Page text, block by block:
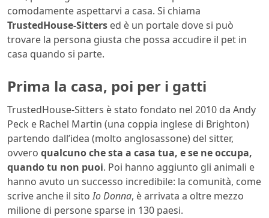
comodamente aspettarvi a casa. Si chiama
TrustedHouse-Sitters ed è un portale dove si può
trovare la persona giusta che possa accudire il pet in
casa quando si parte.
Prima la casa, poi per i gatti
TrustedHouse-Sitters è stato fondato nel 2010 da Andy
Peck e Rachel Martin (una coppia inglese di Brighton)
partendo dall’idea (molto anglosassone) del sitter,
ovvero qualcuno che sta a casa tua, e se ne occupa,
quando tu non puoi. Poi hanno aggiunto gli animali e
hanno avuto un successo incredibile: la comunità, come
scrive anche il sitoIo Donna, è arrivata a oltre mezzo
milione di persone sparse in 130 paesi.